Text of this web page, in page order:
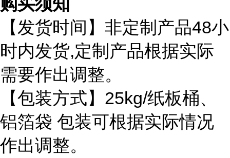
【发货时间】非定制产品48小
时内发货,定制产品根据实际
需要作出调整。
【包装方式】 25kg/纸板桶、
铝箔袋 包装可根据实际情况
作出调整。